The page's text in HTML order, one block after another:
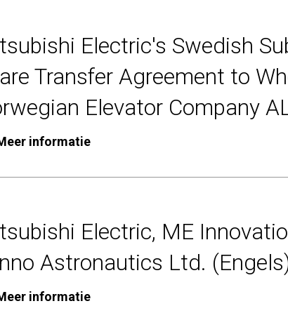
Electric's Swedish
Transfer Agreement to
Elevator Company
informatie
Electric, ME
Astronautics Ltd.
informatie